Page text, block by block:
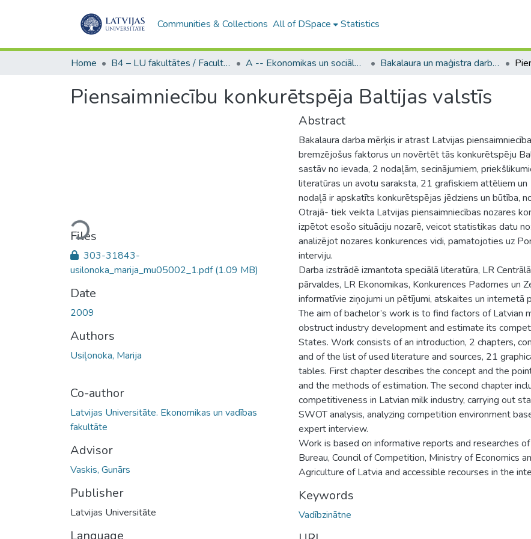
Communities & Collections All of DSpace Statistics
Home B4 – LU fakultātes / Faculties of the UL A -- Ekonomikas un sociālo zinātņu fakultāte / Faculty of Economics and Social Sciences Bakalaura un maģistra darbi (ESZF) / Bachelor's and Master's theses
Piensaimniecību konkurētspēja Baltijas valstīs
Loading...
Files
303-31843-
usilonoka_marija_mu05002_1.pdf(1.09 MB)
Date
2009
Authors
Usiļonoka, Marija
Co-author
Latvijas Universitāte. Ekonomikas un vadības
fakultāte
Advisor
Vaskis, Gunārs
Publisher
Latvijas Universitāte
Language
Abstract
Bakalaura darba mērķis ir atrast Latvijas
bremzējošus faktorus un novērtēt tās konkurētspēju
sastāv no ievada, 2 nodaļām, secinājumiem,
literatūras un avotu saraksta, 21 grafiskiem attēliem un
nodaļā ir apskatīts konkurētspējas jēdziens un būtība,
Otrajā- tiek veikta Latvijas piensaimniecības nozares
izpētot esošo situāciju nozarē, veicot statistikas datu
analizējot nozares konkurences vidi, pamatojoties uz
interviju.
Darba izstrādē izmantota speciālā literatūra, LR
pārvaldes, LR Ekonomikas, Konkurences Padomes un
informatīvie ziņojumi un pētījumi, atskaites un internetā
The aim of bachelor’s work is to find factors of Latvian
obstruct industry development and estimate its
States. Work consists of an introduction, 2 chapters,
and of the list of used literature and sources, 21
tables. First chapter describes the concept and the
and the methods of estimation. The second chapter
competitiveness in Latvian milk industry, carrying out
SWOT analysis, analyzing competition environment
expert interview.
Work is based on informative reports and researches
Bureau, Council of Competition, Ministry of Economics
Agriculture of Latvia and accessible recourses in the
Keywords
Vadībzinātne